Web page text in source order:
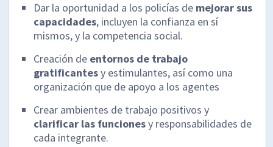
Dar la oportunidad a los policías de mejorar sus
capacidades, incluyen la confianza en sí
mismos, y la competencia social.
Creación de entornos de trabajo
gratificantesy estimulantes, así como una
organización que de apoyo a los agentes
Crear ambientes de trabajo positivos y
clarificar las funcionesy responsabilidades de
cada integrante.